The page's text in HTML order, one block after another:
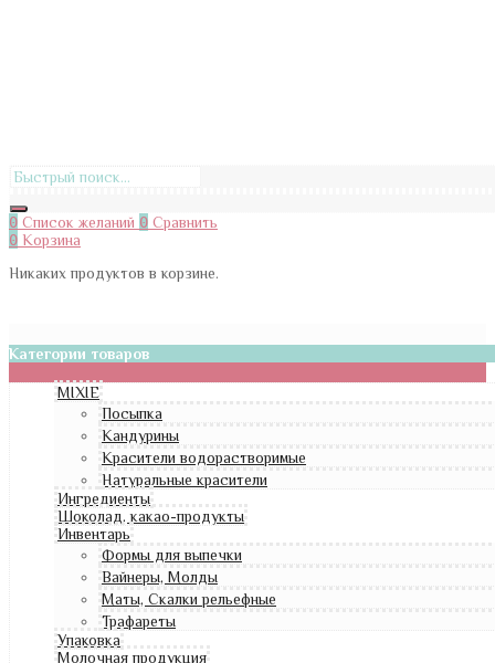
0 Список желаний 0 Сравнить
0 Корзина
Никаких продуктов в корзине.
Категории товаров
MIXIE
Посыпка
Кандурины
Красители водорастворимые
Натуральные красители
Ингредиенты
Шоколад, какао-продукты
Инвентарь
Формы для выпечки
Вайнеры, Молды
Маты, Скалки рельефные
Трафареты
Упаковка
Молочная продукция